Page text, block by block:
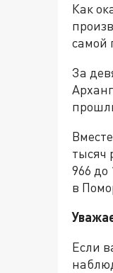
Как
самой
За
тысяч
966
в
Если